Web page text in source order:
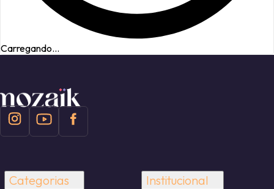
Carregando...
Categorias Institucional